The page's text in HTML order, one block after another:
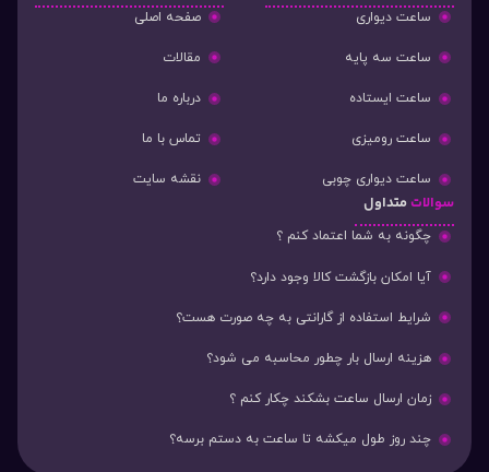
ساعت دیواری
ساعت سه پایه
ساعت ایستاده
ساعت رومیزی
ساعت دیواری چوبی
صفحه اصلی
مقالات
درباره ما
تماس با ما
نقشه سایت
سوالات متداول
چگونه به شما اعتماد کنم ؟
آیا امکان بازگشت کالا وجود دارد؟
شرایط استفاده از گارانتی به چه صورت هست؟
هزینه ارسال بار چطور محاسبه می شود؟
زمان ارسال ساعت بشکند چکار کنم ؟
چند روز طول میکشه تا ساعت به دستم برسه؟